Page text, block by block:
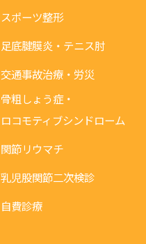
スポーツ整形
足底腱膜炎・テニス肘
交通事故治療・労災
骨粗しょう症・
ロコモティブシンドローム
関節リウマチ
乳児股関節二次検診
自費診療